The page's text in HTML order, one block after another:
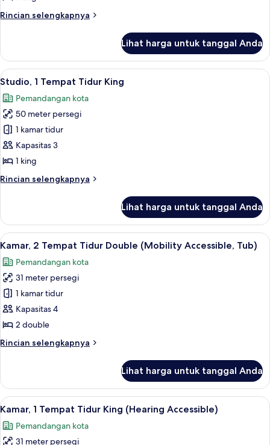
King
(Mobility
Roll-
in
Shower)
Rincian selengkapnya
Rincian
Kamar,
Tempat
King
(Mobility
Accessible,
Roll-
in
Shower)
Lihat harga untuk tanggal Anda
Lihat
semua
foto
untuk
Studio,
1
Tempat
King
Seprai premium, brankas, meja
9
Studio, 1 Tempat Tidur King
Pemandangan kota
50 meter persegi
1 kamar tidur
Kapasitas 3
1 king
Rincian selengkapnya
Rincian
Studio,
Tempat
King
Lihat harga untuk tanggal Anda
Lihat
semua
foto
untuk
Kamar,
2
Tempat
Double
Tub)
Seprai premium, brankas, meja
12
Kamar, 2 Tempat Tidur Double (Mobility Accessible, Tub)
Pemandangan kota
31 meter persegi
1 kamar tidur
Kapasitas 4
2 double
Rincian selengkapnya
Rincian
Kamar,
Tempat
Double
(Mobility
Lihat harga untuk tanggal Anda
Lihat
semua
foto
Seprai premium, brankas, meja
11
Kamar, 1 Tempat Tidur King (Hearing Accessible)
Pemandangan kota
31 meter persegi